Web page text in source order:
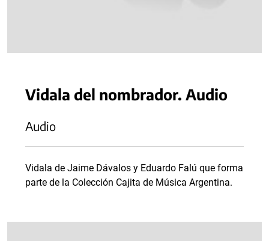
Vidala del nombrador. Audio
Audio
Vidala de Jaime Dávalos y Eduardo Falú que forma
parte de la Colección Cajita de Música Argentina.